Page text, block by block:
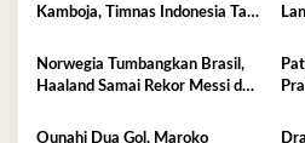
Kamboja, Timnas Indonesia Tak
Norwegia Tumbangkan Brasil,
Haaland Samai Rekor Messi dan
Ounahi Dua Gol, Maroko